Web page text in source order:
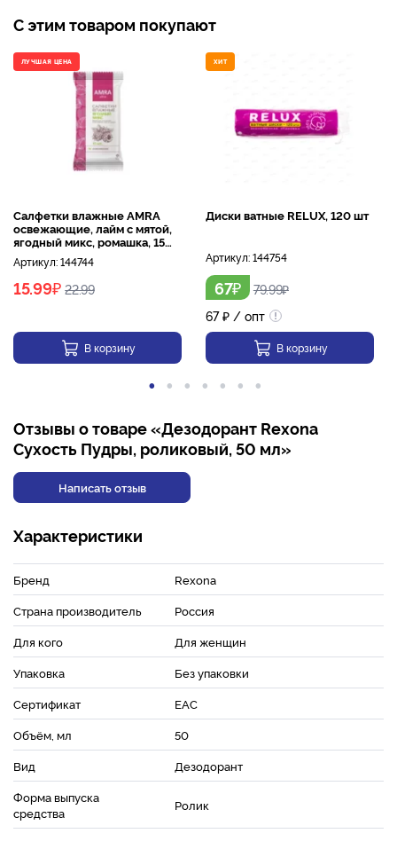
С этим товаром покупают
ЛУЧШАЯ ЦЕНА
Салфетки влажные AMRA
освежающие, лайм с мятой,
ягодный микс, ромашка, 15
шт
Артикул:144744
15.99₽ 22.99
В корзину
ХИТ
Диски ватные RELUX, 120 шт
Артикул:144754
67₽ 79.99₽
67₽ / опт
В корзину
Отзывы о товаре «Дезодорант Rexona
Сухость Пудры, роликовый, 50 мл»
Написать отзыв
Характеристики
Бренд
Rexona
Страна производитель
Россия
Для кого
Для женщин
Упаковка
Без упаковки
Сертификат
ЕАС
Объём, мл
50
Вид
Дезодорант
Форма выпуска
средства
Ролик